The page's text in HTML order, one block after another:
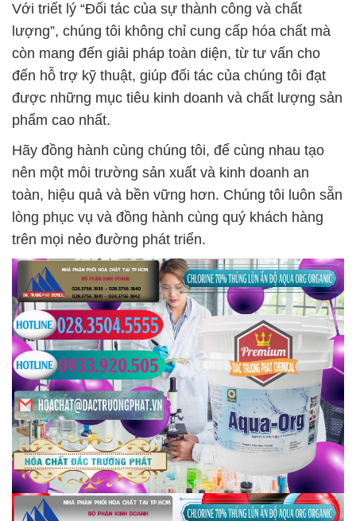
Với triết lý “Đối tác của sự thành công và chất
lượng”, chúng tôi không chỉ cung cấp hóa chất mà
còn mang đến giải pháp toàn diện, từ tư vấn cho
đến hỗ trợ kỹ thuật, giúp đối tác của chúng tôi đạt
được những mục tiêu kinh doanh và chất lượng sản
phẩm cao nhất.
Hãy đồng hành cùng chúng tôi, để cùng nhau tạo
nên một môi trường sản xuất và kinh doanh an
toàn, hiệu quả và bền vững hơn. Chúng tôi luôn sẵn
lòng phục vụ và đồng hành cùng quý khách hàng
trên mọi nẻo đường phát triển.